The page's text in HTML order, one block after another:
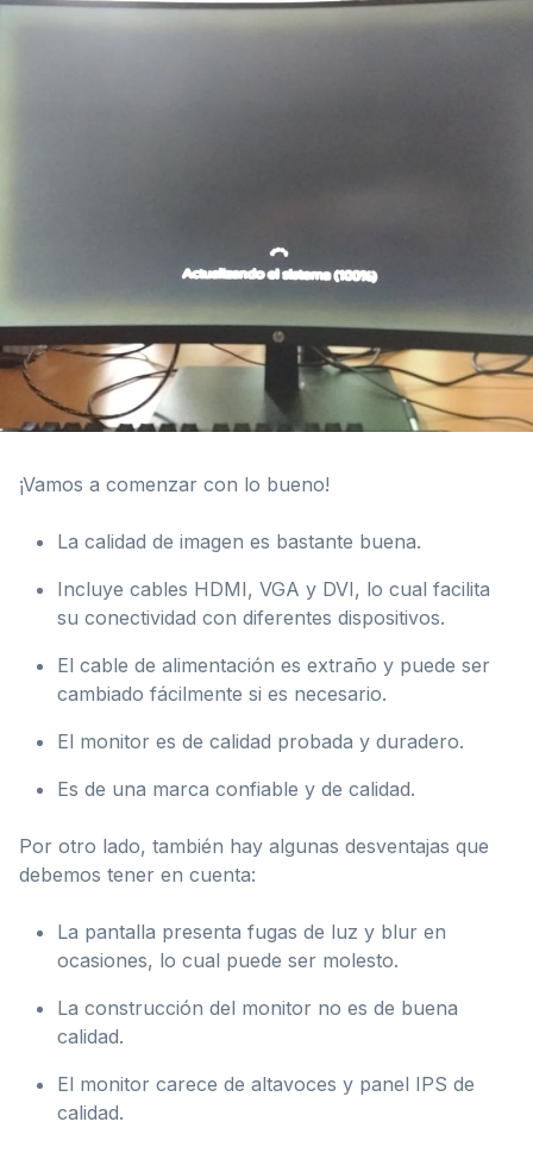
¡Vamos a comenzar con lo bueno!
La calidad de imagen es bastante buena.
Incluye cables HDMI, VGA y DVI, lo cual facilita
su conectividad con diferentes dispositivos.
El cable de alimentación es extraño y puede ser
cambiado fácilmente si es necesario.
El monitor es de calidad probada y duradero.
Es de una marca confiable y de calidad.
Por otro lado, también hay algunas desventajas que
debemos tener en cuenta:
La pantalla presenta fugas de luz y blur en
ocasiones, lo cual puede ser molesto.
La construcción del monitor no es de buena
calidad.
El monitor carece de altavoces y panel IPS de
calidad.